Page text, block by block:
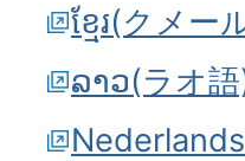
ខ្មែរ(クメー
ລາວ(ラオ語